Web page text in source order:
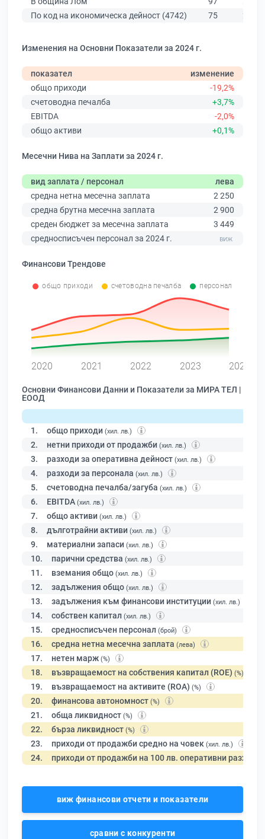
По код на икономическа дейност (4742)
75 207
Изменения на Основни Показатели за 2024 г.
показател
изменение
общо приходи
-19,2%
счетоводна печалба
+3,7%
EBITDA
-2,0%
общо активи
+0,1%
Месечни Нива на Заплати за 2024 г.
вид заплата / персонал
лева
средна нетна месечна заплата
2 250
средна брутна месечна заплата
2 900
среден бюджет за месечна заплата
3 449
средносписъчен персонал за 2024 г.
Финансови Трендове
общо приходи счетоводна печалба персонал
2020 2021 2022 2023 2024
Основни Финансови Данни и Показатели за МИРА ТЕЛ |
ЕООД
1. общо приходи (хил. лв.)
2. нетни приходи от продажби (хил. лв.)
3. разходи за оперативна дейност (хил. лв.)
4. разходи за персонала (хил. лв.)
5. счетоводна печалба/загуба (хил. лв.)
6. EBITDA (хил. лв.)
7. общо активи (хил. лв.)
8. дълготрайни активи (хил. лв.)
9. материални запаси (хил. лв.)
10. парични средства (хил. лв.)
11. вземания общо (хил. лв.)
12. задължения общо (хил. лв.)
13. задължения към финансови институции (хил. лв.)
14. собствен капитал (хил. лв.)
15. средносписъчен персонал (брой)
16. средна нетна месечна заплата (лева)
17. нетен марж (%)
18. възвращаемост на собствения капитал (ROE) (%)
19. възвращаемост на активите (ROA) (%)
20. финансова автономност (%)
21. обща ликвидност (%)
22. бърза ликвидност (%)
23. приходи от продажби средно на човек (хил. лв.)
24. приходи от продажби на 100 лв. оперативни разходи
виж финансови отчети и показатели
сравни с конкуренти